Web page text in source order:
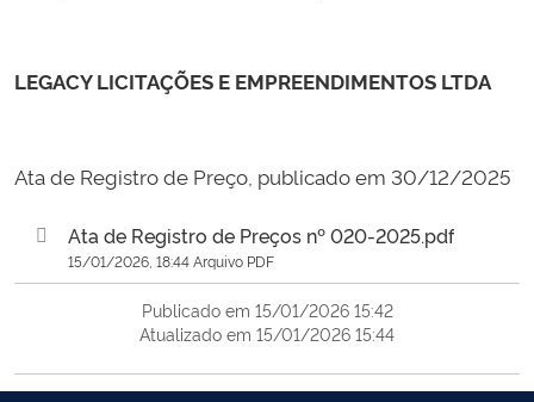
LEGACY LICITAÇÕES E EMPREENDIMENTOS LTDA
Ata de Registro de Preço, publicado em 30/12/2025
Ata de Registro de Preços nº 020-2025.pdf
15/01/2026, 18:44 Arquivo PDF
Publicado em 15/01/2026 15:42
Atualizado em 15/01/2026 15:44